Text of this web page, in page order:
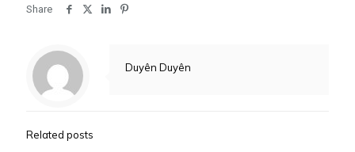
Share
Duyên Duyên
Related posts